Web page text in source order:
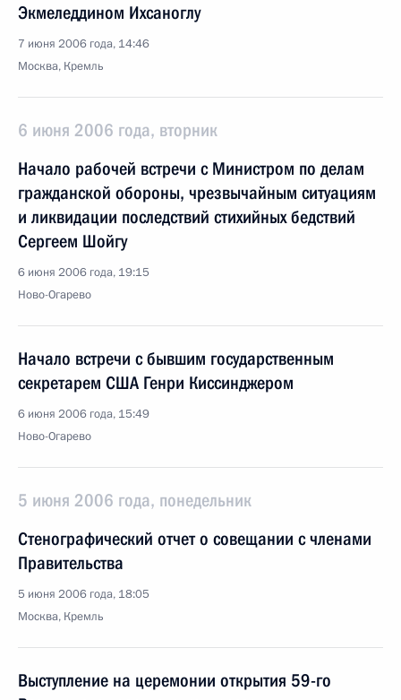
Экмеледдином Ихсаноглу
7 июня 2006 года, 14:46
Москва, Кремль
6 июня 2006 года, вторник
Начало рабочей встречи с Министром по делам
гражданской обороны, чрезвычайным ситуациям
и ликвидации последствий стихийных бедствий
Сергеем Шойгу
6 июня 2006 года, 19:15
Ново-Огарево
Начало встречи с бывшим государственным
секретарем США Генри Киссинджером
6 июня 2006 года, 15:49
Ново-Огарево
5 июня 2006 года, понедельник
Стенографический отчет о совещании с членами
Правительства
5 июня 2006 года, 18:05
Москва, Кремль
Выступление на церемонии открытия 59-го